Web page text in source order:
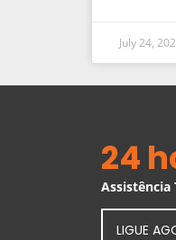
July 24,
24
Assistência
LIGUE